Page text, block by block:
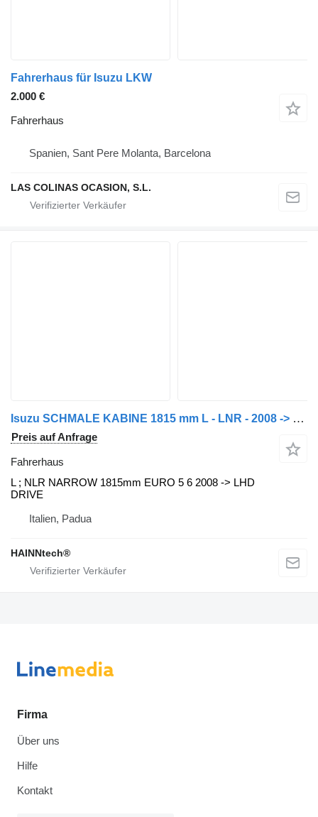
Fahrerhaus für Isuzu LKW
2.000 €
Fahrerhaus
Spanien, Sant Pere Molanta, Barcelona
LAS COLINAS OCASION, S.L.
Isuzu SCHMALE KABINE 1815 mm L - LNR - 2008 -> EURO 5 EURO 6 Fahrerhaus für Isuzu L35 Nutzfahrzeug
Preis auf Anfrage
Fahrerhaus
L ; NLR NARROW 1815mm EURO 5 6 2008 -> LHD
DRIVE
Italien, Padua
HAINNtech®
Firma
Über uns
Hilfe
Kontakt